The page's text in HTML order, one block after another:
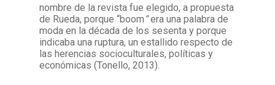
nombre de la revista fue elegido, a propuesta
de Rueda, porque “boom ”era una palabra de
moda en la década de los sesenta y porque
indicaba una ruptura, un estallido respecto de
las herencias socioculturales, políticas y
económicas (Tonello, 2013).